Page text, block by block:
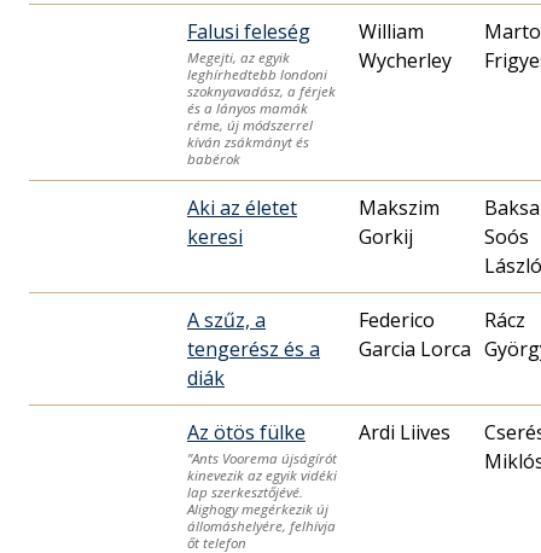
Falusi feleség
Megejti, az egyik
leghírhedtebb londoni
szoknyavadász, a férjek
és a lányos mamák
réme, új módszerrel
kíván zsákmányt és
babérok
William
Wycherley
Aki az életet
keresi
Makszim
Gorkij
Soós
László
A szűz, a
tengerész és a
diák
Federico
Garcia Lorca
Rácz
Az ötös fülke
”Ants Voorema újságírót
kinevezik az egyik vidéki
lap szerkesztőjévé.
Alighogy megérkezik új
állomáshelyére, felhívja
őt telefon
Ardi Liives